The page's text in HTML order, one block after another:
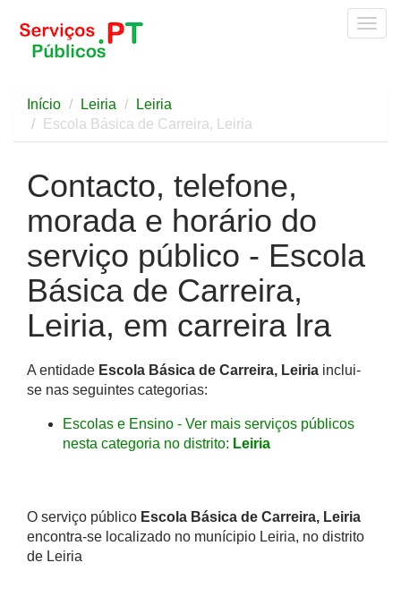
Início Leiria
Leiria
Escola Básica de Carreira, Leiria
Contacto, telefone,
morada e horário do
serviço público - Escola
Básica de Carreira,
Leiria, em carreira lra
A entidade Escola Básica de Carreira, Leiria inclui-
se nas seguintes categorias:
Escolas e Ensino - Ver mais serviços públicos
nesta categoria no distrito: Leiria
O serviço público Escola Básica de Carreira, Leiria
encontra-se localizado no munícipio Leiria, no distrito
de Leiria